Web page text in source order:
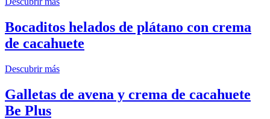
Bocaditos helados de plátano con crema
de cacahuete
Descubrir más
Galletas de avena y crema de cacahuete
Be Plus